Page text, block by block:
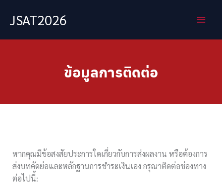
JSAT2026
ข้อมูลการติดต่อ
หากคุณมีข้อสงสัยประการใดเกี่ยวกับการส่งผลงาน หรือต้องการ
ส่งบทคัดย่อและหลักฐานการชำระเงินเอง กรุณาติดต่อช่องทาง
ต่อไปนี้: